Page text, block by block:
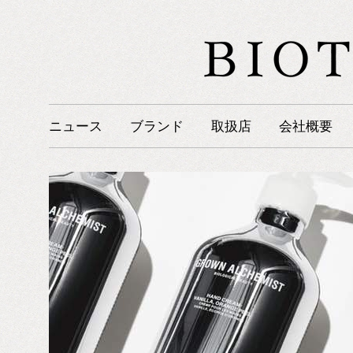
ニュース ブランド 取扱店 会社概要